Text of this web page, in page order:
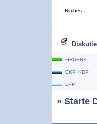
Bimbes.
GRUENE
CKP, KDP
LPP
» Starte